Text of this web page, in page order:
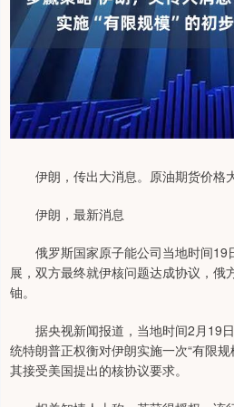
伊朗，传出大消息。原油期货价格大
伊朗，最新消息
俄罗斯国家原子能公司当地时间19
展，双方最终就伊核问题达成协议，俄
铀。
据央视新闻报道，当地时间2月19日
统特朗普正权衡对伊朗实施一次“有限
其接受美国提出的核协议要求。